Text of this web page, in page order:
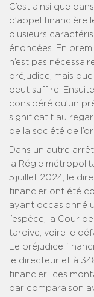
C’est ainsi que
d’appel financière
plusieurs
énoncées. En
n’est pas
préjudice, mais
peut suffire.
considéré qu’un
significatif au
de la société de
Dans un autre
la Régie
5 juillet 2024, le
financier ont été
ayant occasionné
l’espèce, la Cour
tardive, voire le
Le préjudice
le directeur et à
financier ; ces
par comparaison